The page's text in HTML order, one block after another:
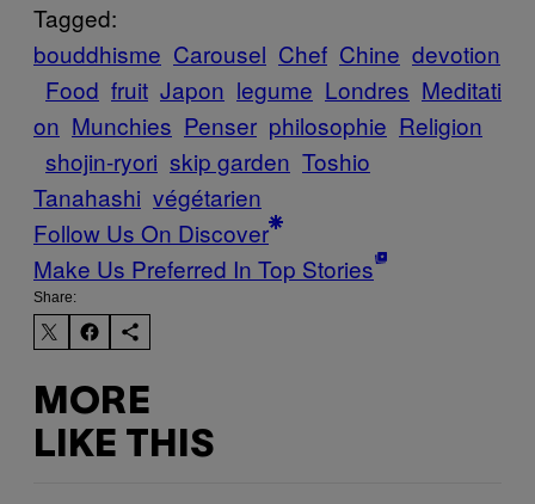
Tagged:
bouddhisme Carousel Chef Chine devotion
Food fruit Japon legume Londres Meditati
on Munchies Penser philosophie Religion
shojin-ryori skip garden Toshio
Tanahashi végétarien
Follow Us On Discover
Make Us Preferred In Top Stories
Share:
MORE
LIKE THIS